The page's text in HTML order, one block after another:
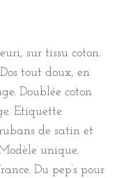
sur tissu coton.
tout doux, en
Doublée coton
Etiquette
de satin et
unique.
Du pep’s pour